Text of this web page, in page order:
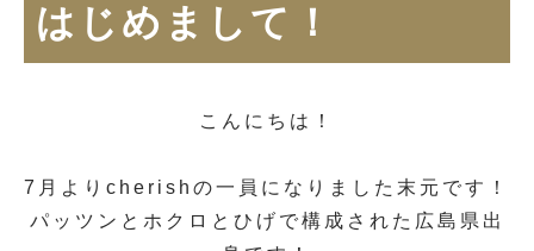
はじめまして！
こんにちは！
7月よりcherishの一員になりました末元です！
パッツンとホクロとひげで構成された広島県出